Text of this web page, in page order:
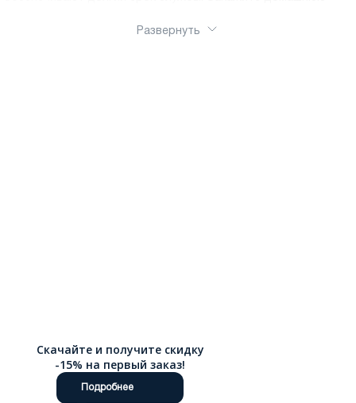
Развернуть
Скачайте и получите скидку
-15% на первый заказ!
Подробнее